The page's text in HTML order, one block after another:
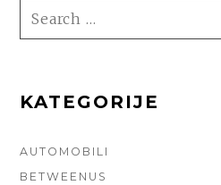
SEARCH
FOR:
KATEGORIJE
AUTOMOBILI
BETWEENUS